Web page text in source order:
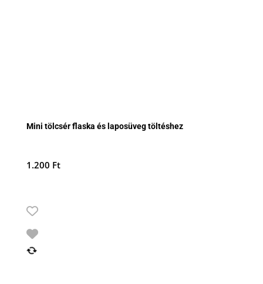
Mini tölcsér flaska és laposüveg töltéshez
1.200 Ft